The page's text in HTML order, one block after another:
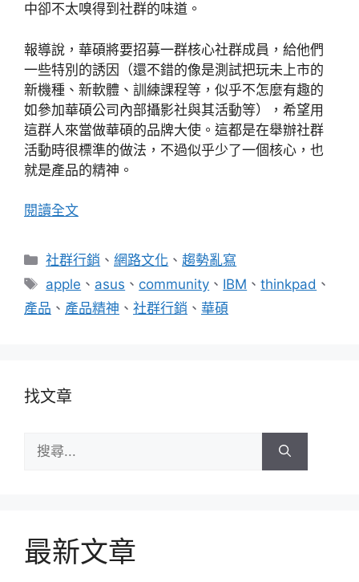
中卻不太嗅得到社群的味道。
報導說，華碩將要招募一群核心社群成員，給他們
一些特別的誘因（還不錯的像是測試把玩未上市的
新機種、新軟體、訓練課程等，似乎不怎麼有趣的
如參加華碩公司內部攝影社與其活動等），希望用
這群人來當做華碩的品牌大使。這都是在舉辦社群
活動時很標準的做法，不過似乎少了一個核心，也
就是產品的精神。
閱讀全文
分
類
社群行銷 、網路文化 、趨勢亂寫
標
籤
apple 、 asus 、 community 、 IBM 、thinkpad 、
產品 、 產品精神 、 社群行銷 、 華碩
找文章
尋:
最新文章